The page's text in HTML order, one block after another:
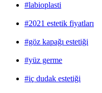
#labioplasti
#2021 estetik fiyatları
#göz kapağı estetiği
#yüz germe
#iç dudak estetiği